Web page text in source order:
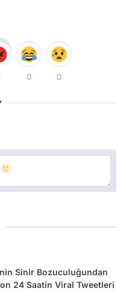
0 0
Sinir Bozuculuğundan
24 Saatin Viral Tweetleri